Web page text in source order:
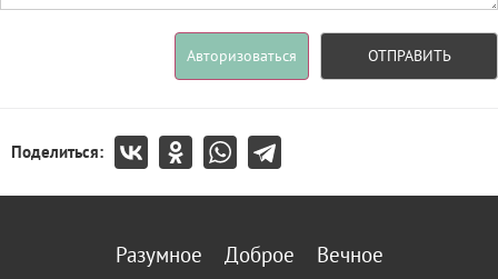
Авторизоваться ОТПРАВИТЬ
Поделиться:
Разумное Доброе Вечное